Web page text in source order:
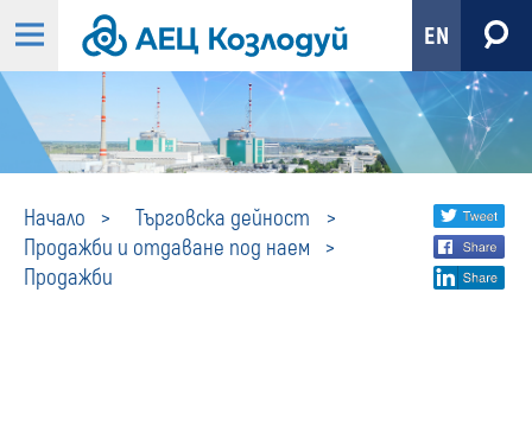
EN
Начало
Търговска дейност
Продажби и отдаване под наем
Продажби
ПродажбиShare
social